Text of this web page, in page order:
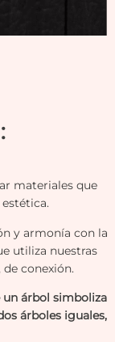
materiales que
y armonía con la
utiliza nuestras
conexión.
un árbol simboliza
árboles iguales,